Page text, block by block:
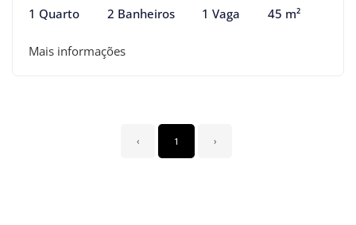
1 Quarto 2 Banheiros 1 Vaga 45 m²
Mais informações
‹ 1 ›